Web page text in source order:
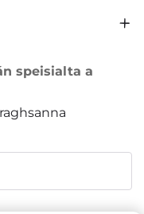
speisialta a